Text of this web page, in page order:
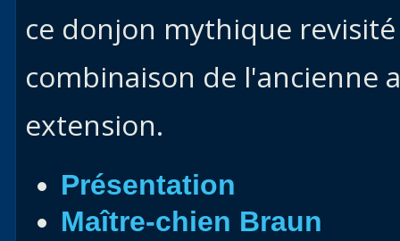
ce donjon mythique revisité
combinaison de l'ancienne
extension.
Présentation
Maître-chien Braun